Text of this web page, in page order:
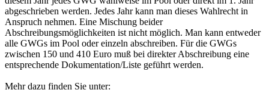
abgeschrieben werden. Jedes Jahr kann man dieses Wahlrecht in
Anspruch nehmen. Eine Mischung beider
Abschreibungsmöglichkeiten ist nicht möglich. Man kann entweder
alle GWGs im Pool oder einzeln abschreiben. Für die GWGs
zwischen 150 und 410 Euro muß bei direkter Abschreibung eine
entsprechende Dokumentation/Liste geführt werden.
Mehr dazu finden Sie unter: